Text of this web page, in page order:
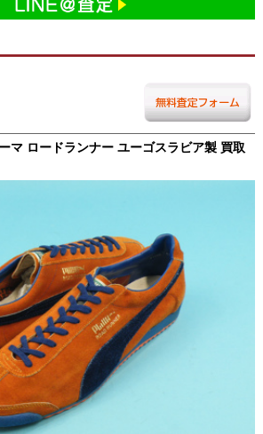
マ ロードランナー ユーゴスラビア製 買取